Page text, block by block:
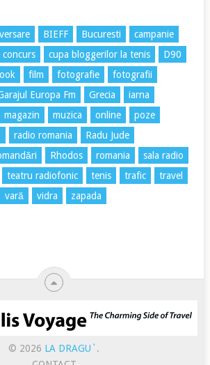
BIEFF Bucuresti
campanie
concurs cupa bloggerilor la tenis
D90
film fotografie
fotografii
Europa Fm Grecia
iarna
magazin muzica online
poze
radio romania
Radu Jude
Rhodos romania
sala radio
teatru radiofonic tenis trafic
travel
vară vidra zapada
© 2026 LA DRAGU`.